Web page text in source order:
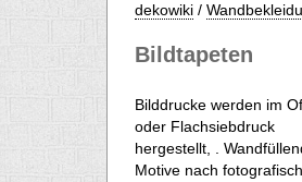
dekowiki /
Bildtapeten
Bilddrucke werden im
oder Flachsiebdruck
hergestellt, .
Motive nach